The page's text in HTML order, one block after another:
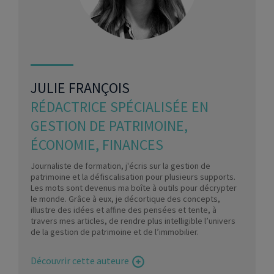
JULIE FRANÇOIS
RÉDACTRICE SPÉCIALISÉE EN
GESTION DE PATRIMOINE,
ÉCONOMIE, FINANCES
Journaliste de formation, j'écris sur la gestion de
patrimoine et la défiscalisation pour plusieurs supports.
Les mots sont devenus ma boîte à outils pour décrypter
le monde. Grâce à eux, je décortique des concepts,
illustre des idées et affine des pensées et tente, à
travers mes articles, de rendre plus intelligible l’univers
de la gestion de patrimoine et de l’immobilier.
Découvrir cette auteure